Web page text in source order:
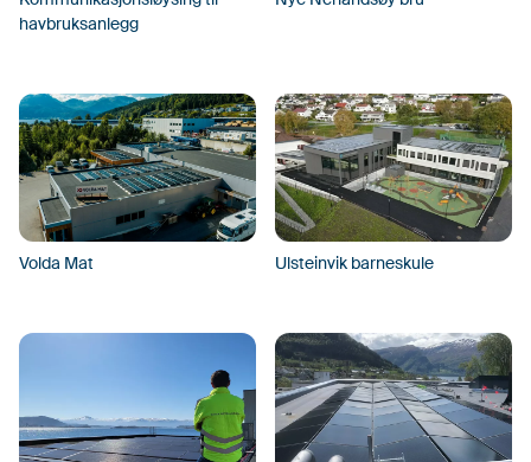
havbruksanlegg
Volda Mat Ulsteinvik barneskule